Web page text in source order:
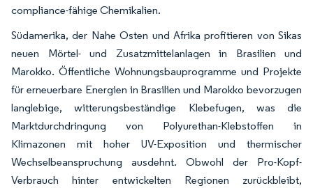
compliance-fähige Chemikalien.
Südamerika, der Nahe Osten und Afrika profitieren von Sikas
neuen Mörtel- und Zusatzmittelanlagen in Brasilien und
Marokko. Öffentliche Wohnungsbauprogramme und Projekte
für erneuerbare Energien in Brasilien und Marokko bevorzugen
langlebige, witterungsbeständige Klebefugen, was die
Marktdurchdringung von Polyurethan-Klebstoffen in
Klimazonen mit hoher UV-Exposition und thermischer
Wechselbeanspruchung ausdehnt. Obwohl der Pro-Kopf-
Verbrauch hinter entwickelten Regionen zurückbleibt,